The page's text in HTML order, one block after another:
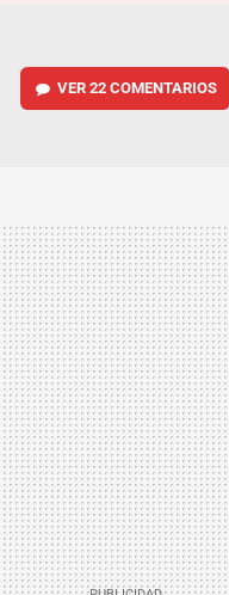
VER 22 COMENTARIOS